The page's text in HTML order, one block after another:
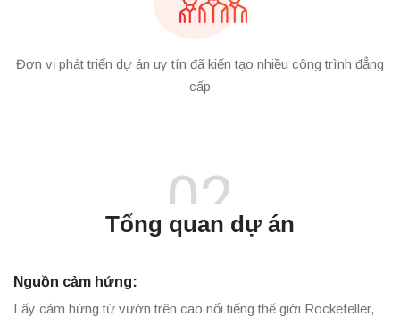
Đơn vị phát triển dự án uy tín đã kiến tạo nhiều công trình đẳng
cấp
02
Tổng quan dự án
Nguồn cảm hứng:
Lấy cảm hứng từ vườn trên cao nổi tiếng thế giới Rockefeller,